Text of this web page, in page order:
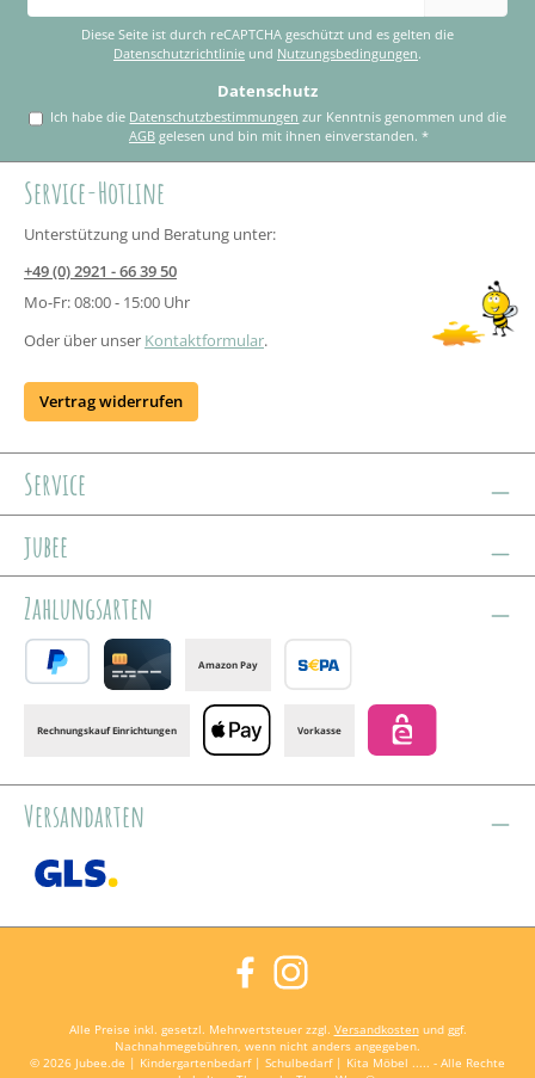
Adresse
Diese Seite ist durch reCAPTCHA geschützt und es gelten die
Datenschutzrichtlinie und Nutzungsbedingungen.
Datenschutz
Ich habe die Datenschutzbestimmungen
AGB gelesen und bin mit ihnen einverstanden.*
Service-Hotline
Unterstützung und Beratung unter:
+49 (0) 2921 - 66 39 50
Mo-Fr: 08:00 - 15:00 Uhr
Oder über unser Kontaktformular.
Vertrag widerrufen
Service
jubee
Zahlungsarten
Amazon Pay
Banktransfer
Rechnungskauf Einrichtungen Vorkasse
Versandarten
FacebookInstagram
Alle Preise inkl. gesetzl. Mehrwertsteuer zzgl. Versandkostenund ggf.
Nachnahmegebühren, wenn nicht anders angegeben.
© 2026 Jubee.de | Kindergartenbedarf | Schulbedarf | Kita Möbel ..... - Alle Rechte